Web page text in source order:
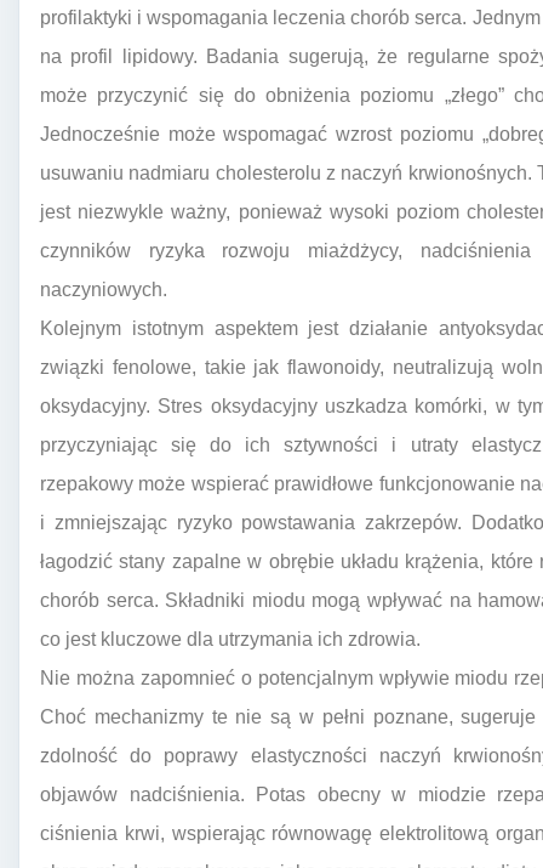
profilaktyki i wspomagania leczenia chorób serca.
na profil lipidowy. Badania sugerują, że regularne
może przyczynić się do obniżenia poziomu „złego”
Jednocześnie może wspomagać wzrost poziomu
usuwaniu nadmiaru cholesterolu z naczyń krwionośnych.
jest niezwykle ważny, ponieważ wysoki poziom
czynników ryzyka rozwoju miażdżycy,
naczyniowych.
Kolejnym istotnym aspektem jest działanie
związki fenolowe, takie jak flawonoidy, neutralizują
oksydacyjny. Stres oksydacyjny uszkadza komórki, w
przyczyniając się do ich sztywności i utraty
rzepakowy może wspierać prawidłowe funkcjonowanie
i zmniejszając ryzyko powstawania zakrzepów.
łagodzić stany zapalne w obrębie układu krążenia,
chorób serca. Składniki miodu mogą wpływać na
co jest kluczowe dla utrzymania ich zdrowia.
Nie można zapomnieć o potencjalnym wpływie miodu
Choć mechanizmy te nie są w pełni poznane,
zdolność do poprawy elastyczności naczyń
objawów nadciśnienia. Potas obecny w miodzie
ciśnienia krwi, wspierając równowagę elektrolitową